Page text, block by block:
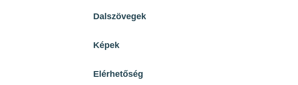
Dalszövegek
Képek
Elérhetőség